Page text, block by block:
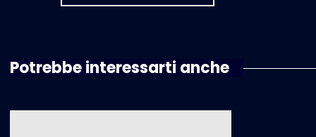
Potrebbe interessarti anche